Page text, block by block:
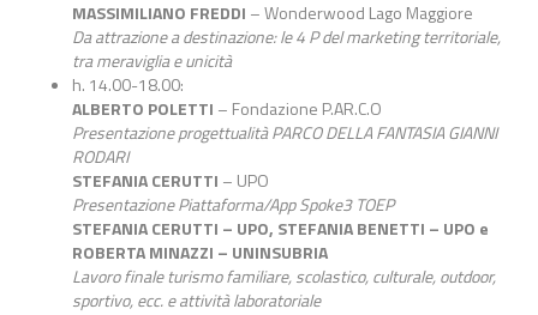
MASSIMILIANO FREDDI – Wonderwood Lago Maggiore
Da attrazione a destinazione: le 4 P del marketing territoriale,
tra meraviglia e unicità
h. 14.00-18.00:
ALBERTO POLETTI – Fondazione P.AR.C.O
Presentazione progettualità PARCO DELLA FANTASIA GIANNI
RODARI
STEFANIA CERUTTI – UPO
Presentazione Piattaforma/App Spoke3 TOEP
STEFANIA CERUTTI – UPO, STEFANIA BENETTI – UPO e
ROBERTA MINAZZI – UNINSUBRIA
Lavoro finale turismo familiare, scolastico, culturale, outdoor,
sportivo, ecc. e attività laboratoriale